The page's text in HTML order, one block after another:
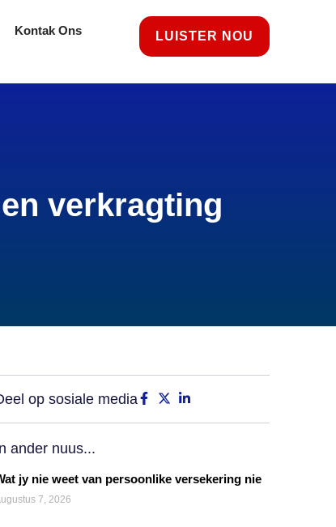
Kontak Ons LUISTER NOU
verkragting
op sosiale media
ander nuus...
jy nie weet van persoonlike versekering nie
7, 2026